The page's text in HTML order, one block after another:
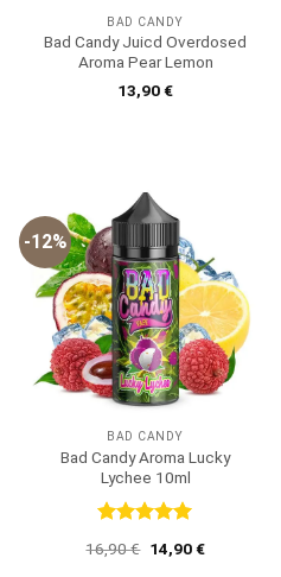
BAD CANDY
Bad Candy Juicd Overdosed
Aroma Pear Lemon
13,90€
-12%
BAD CANDY
Bad Candy Aroma Lucky
Lychee 10ml
Bewertet
mit 5 von
16,90€ Ursprünglicher
Preis
14,90€Aktueller